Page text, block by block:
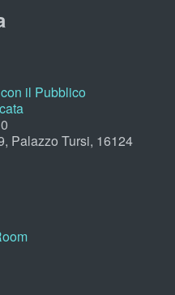
il Pubblico
Palazzo Tursi, 16124